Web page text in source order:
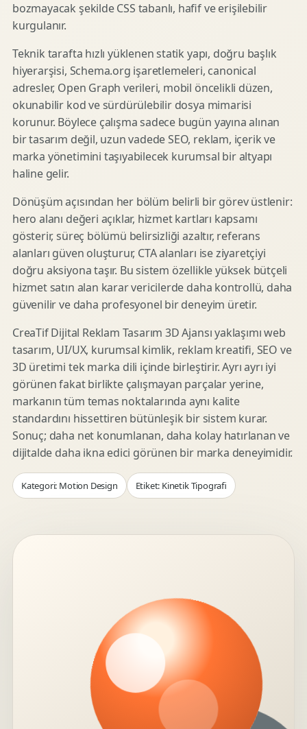
bozmayacak şekilde CSS tabanlı, hafif ve erişilebilir
kurgulanır.
Teknik tarafta hızlı yüklenen statik yapı, doğru başlık
hiyerarşisi, Schema.org işaretlemeleri, canonical
adresler, Open Graph verileri, mobil öncelikli düzen,
okunabilir kod ve sürdürülebilir dosya mimarisi
korunur. Böylece çalışma sadece bugün yayına alınan
bir tasarım değil, uzun vadede SEO, reklam, içerik ve
marka yönetimini taşıyabilecek kurumsal bir altyapı
haline gelir.
Dönüşüm açısından her bölüm belirli bir görev üstlenir:
hero alanı değeri açıklar, hizmet kartları kapsamı
gösterir, süreç bölümü belirsizliği azaltır, referans
alanları güven oluşturur, CTA alanları ise ziyaretçiyi
doğru aksiyona taşır. Bu sistem özellikle yüksek bütçeli
hizmet satın alan karar vericilerde daha kontrollü, daha
güvenilir ve daha profesyonel bir deneyim üretir.
CreaTif Dijital Reklam Tasarım 3D Ajansı yaklaşımı web
tasarım, UI/UX, kurumsal kimlik, reklam kreatifi, SEO ve
3D üretimi tek marka dili içinde birleştirir. Ayrı ayrı iyi
görünen fakat birlikte çalışmayan parçalar yerine,
markanın tüm temas noktalarında aynı kalite
standardını hissettiren bütünleşik bir sistem kurar.
Sonuç; daha net konumlanan, daha kolay hatırlanan ve
dijitalde daha ikna edici görünen bir marka deneyimidir.
Kategori: Motion Design Etiket: Kinetik Tipografi